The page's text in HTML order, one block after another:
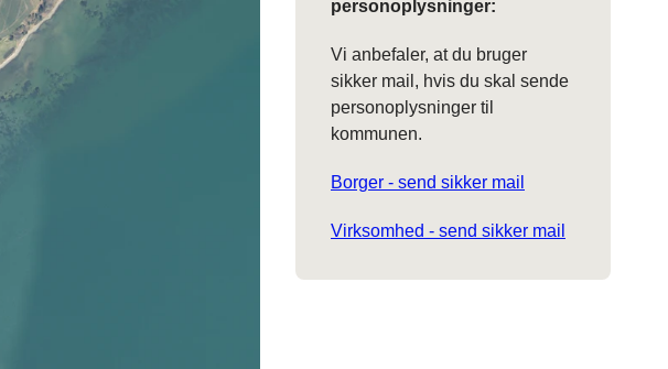
personoplysninger:
Vi anbefaler, at du bruger
sikker mail, hvis du skal sende
personoplysninger til
kommunen.
Borger - send sikker mail
Virksomhed - send sikker mail